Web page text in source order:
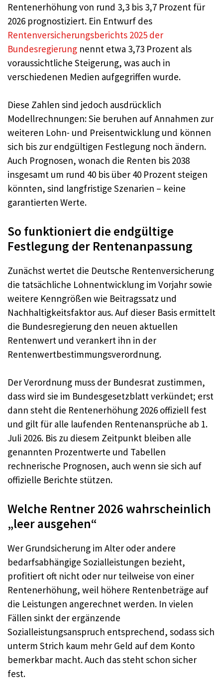
Rentenerhöhung von rund 3,3 bis 3,7 Prozent für
2026 prognostiziert. Ein Entwurf des
Rentenversicherungsberichts 2025 der
Bundesregierung nennt etwa 3,73 Prozent als
voraussichtliche Steigerung, was auch in
verschiedenen Medien aufgegriffen wurde.
Diese Zahlen sind jedoch ausdrücklich
Modellrechnungen: Sie beruhen auf Annahmen zur
weiteren Lohn- und Preisentwicklung und können
sich bis zur endgültigen Festlegung noch ändern.
Auch Prognosen, wonach die Renten bis 2038
insgesamt um rund 40 bis über 40 Prozent steigen
könnten, sind langfristige Szenarien – keine
garantierten Werte.
So funktioniert die endgültige
Festlegung der Rentenanpassung
Zunächst wertet die Deutsche Rentenversicherung
die tatsächliche Lohnentwicklung im Vorjahr sowie
weitere Kenngrößen wie Beitragssatz und
Nachhaltigkeitsfaktor aus. Auf dieser Basis ermittelt
die Bundesregierung den neuen aktuellen
Rentenwert und verankert ihn in der
Rentenwertbestimmungsverordnung.
Der Verordnung muss der Bundesrat zustimmen,
dass wird sie im Bundesgesetzblatt verkündet; erst
dann steht die Rentenerhöhung 2026 offiziell fest
und gilt für alle laufenden Rentenansprüche ab 1.
Juli 2026. Bis zu diesem Zeitpunkt bleiben alle
genannten Prozentwerte und Tabellen
rechnerische Prognosen, auch wenn sie sich auf
offizielle Berichte stützen.
Welche Rentner 2026 wahrscheinlich
„leer ausgehen“
Wer Grundsicherung im Alter oder andere
bedarfsabhängige Sozialleistungen bezieht,
profitiert oft nicht oder nur teilweise von einer
Rentenerhöhung, weil höhere Rentenbeträge auf
die Leistungen angerechnet werden. In vielen
Fällen sinkt der ergänzende
Sozialleistungsanspruch entsprechend, sodass sich
unterm Strich kaum mehr Geld auf dem Konto
bemerkbar macht. Auch das steht schon sicher
fest.